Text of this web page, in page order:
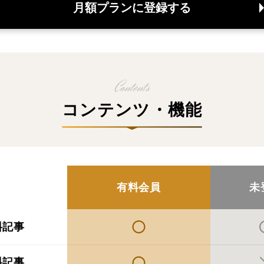
月額プランに登録する
コンテンツ・機能
有料会員 未
記事